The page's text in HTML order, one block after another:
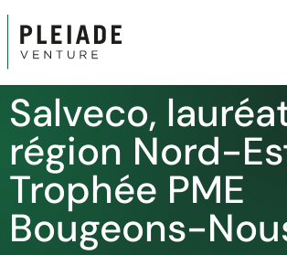
Salveco,
région Nord-
Trophée PME
Bougeons-